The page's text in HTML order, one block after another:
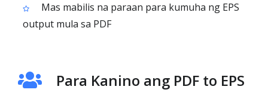
Mas mabilis na paraan para kumuha ng EPS
output mula sa PDF
Para Kanino ang PDF to EPS